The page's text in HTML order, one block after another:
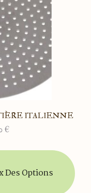
ITALIENNE
€
Des Options